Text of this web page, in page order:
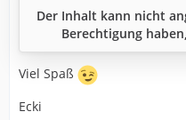
Der Inhalt kann nicht
Berechtigung
Viel Spaß
Ecki